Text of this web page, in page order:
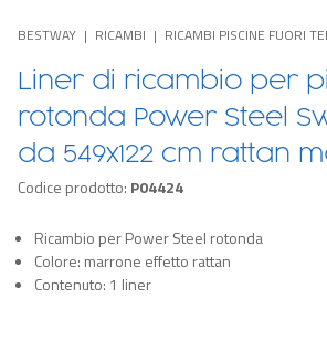
BESTWAY RICAMBI RICAMBI PISCINE FUORI
Liner di ricambio per
rotonda Power Steel
da 549x122 cm rattan
Codice prodotto: P04424
Ricambio per Power Steel rotonda
Colore: marrone effetto rattan
Contenuto: 1 liner